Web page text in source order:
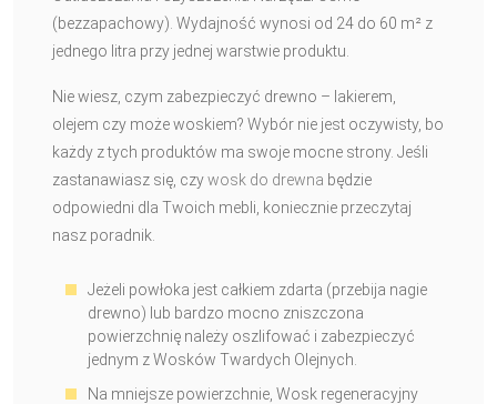
(bezzapachowy). Wydajność wynosi od 24 do 60 m² z
jednego litra przy jednej warstwie produktu.
Nie wiesz, czym zabezpieczyć drewno – lakierem,
olejem czy może woskiem? Wybór nie jest oczywisty, bo
każdy z tych produktów ma swoje mocne strony. Jeśli
zastanawiasz się, czywosk do drewna będzie
odpowiedni dla Twoich mebli, koniecznie przeczytaj
nasz poradnik.
Jeżeli powłoka jest całkiem zdarta (przebija nagie
drewno) lub bardzo mocno zniszczona
powierzchnię należy oszlifować i zabezpieczyć
jednym z Wosków Twardych Olejnych.
Na mniejsze powierzchnie, Wosk regeneracyjny